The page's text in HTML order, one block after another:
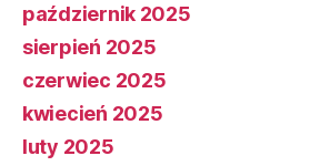
październik 2025
sierpień 2025
czerwiec 2025
kwiecień 2025
luty 2025